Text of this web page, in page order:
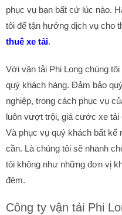
phục vụ bạn bất cứ lúc nào.
tôi để tận hưởng dịch vụ cho
thuê xe tải.
Với vận tải Phi Long chúng
quý khách hàng. Đảm bảo
nghiệp, trong cách phục vụ
luôn vượt trội, giá cước xe tải
Và phục vụ quý khách bất kể
cần. Là chúng tôi sẽ nhanh
tôi không như những đơn vị
đêm.
Công ty vận tải Phi